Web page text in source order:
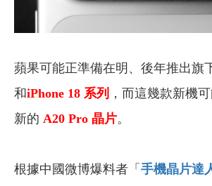
蘋果可能正準備在明、後年推出旗
和iPhone 18 系列 ，而這幾款新機
新的 A20 Pro 晶片。
根據中國微博爆料者「 手機晶片達